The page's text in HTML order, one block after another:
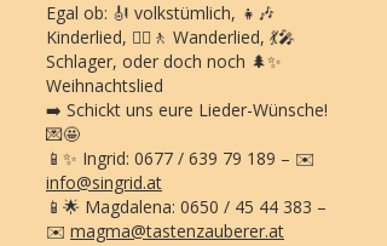
Egal ob: 🎻 volkstümlich, 👧🎶
Kinderlied, 🚶‍♀️🚶 Wanderlied, 💃🎤
Schlager, oder doch noch 🌲✨
Weihnachtslied
➡️ Schickt uns eure Lieder-Wünsche!
💌🤩
📱✨ Ingrid: 0677 / 639 79 189 – ✉️
info@singrid.at
📱🌟 Magdalena: 0650 / 45 44 383 –
✉️ magma@tastenzauberer.at